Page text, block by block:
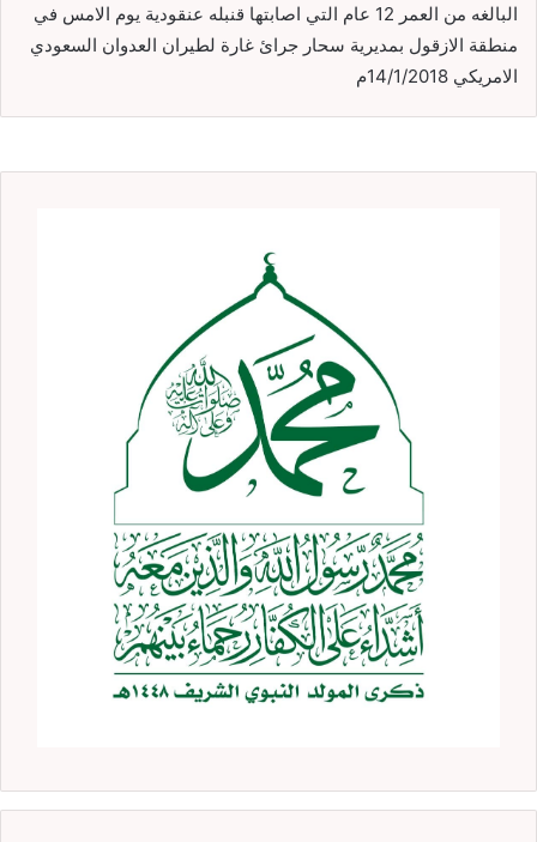
البالغه من العمر 12 عام التي اصابتها قنبله عنقودية يوم الامس في
منطقة الازقول بمديرية سحار جرائ غارة لطيران العدوان السعودي
الامريكي 14/1/2018م